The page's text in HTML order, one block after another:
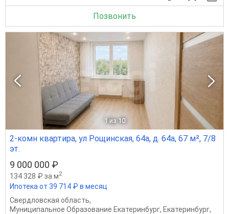
Позвонить
1 из 10
2-комн квартира, ул Рощинская, 64а, д. 64а, 67 м², 7/8
эт.
9 000 000 ₽
134 328 ₽ за м2
Ипотека от 39 714 ₽ в месяц
Свердловская область,
Муниципальное Образование Екатеринбург, Екатеринбург,